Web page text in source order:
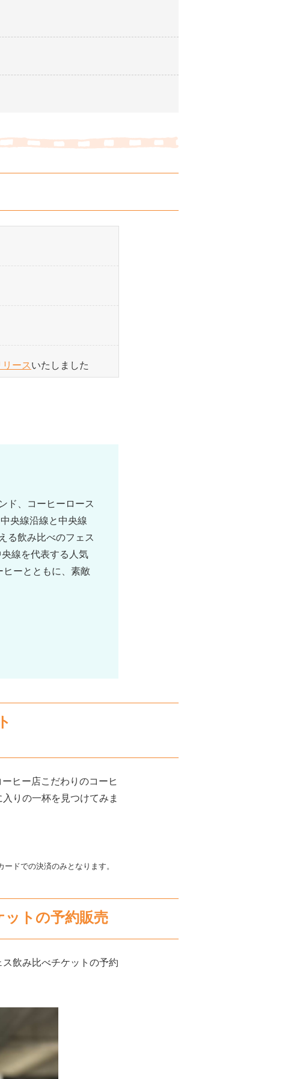
ース いたしました
た
ド、コーヒーロース
央線沿線と中央線
る飲み比べのフェス
線を代表する人気
ーとともに、素敵
ヒー店こだわりのコーヒ
りの一杯を見つけてみま
ドでの決済のみとなります。
トの予約販売
飲み比べチケットの予約